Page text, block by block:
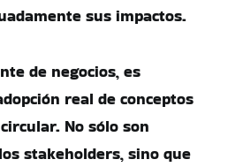
sus impactos.
de negocios, es
real de conceptos
No sólo son
stakeholders, sino que